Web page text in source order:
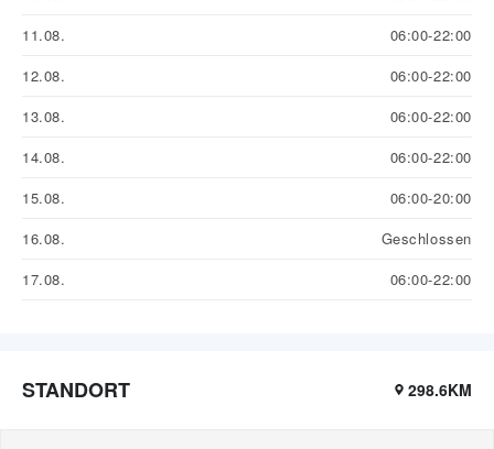
11.08.
06:00-22:00
12.08.
06:00-22:00
13.08.
06:00-22:00
14.08.
06:00-22:00
15.08.
06:00-20:00
16.08.
Geschlossen
17.08.
06:00-22:00
STANDORT 298.6KM